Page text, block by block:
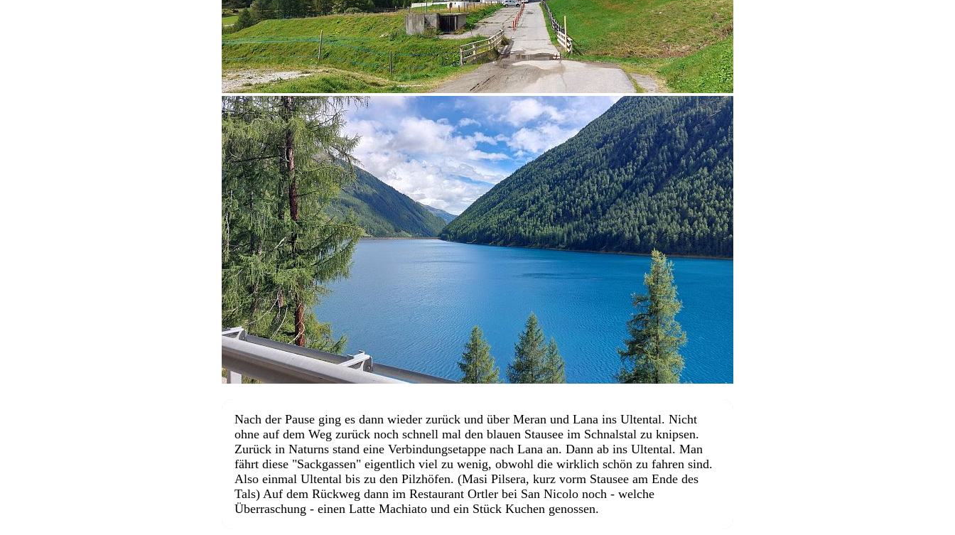
Nach der Pause ging es dann wieder zurück und über Meran und Lana ins Ultental. Nicht
ohne auf dem Weg zurück noch schnell mal den blauen Stausee im Schnalstal zu knipsen.
Zurück in Naturns stand eine Verbindungsetappe nach Lana an. Dann ab ins Ultental. Man
fährt diese "Sackgassen" eigentlich viel zu wenig, obwohl die wirklich schön zu fahren sind.
Also einmal Ultental bis zu den Pilzhöfen. (Masi Pilsera, kurz vorm Stausee am Ende des
Tals) Auf dem Rückweg dann im Restaurant Ortler bei San Nicolo noch - welche
Überraschung - einen Latte Machiato und ein Stück Kuchen genossen.